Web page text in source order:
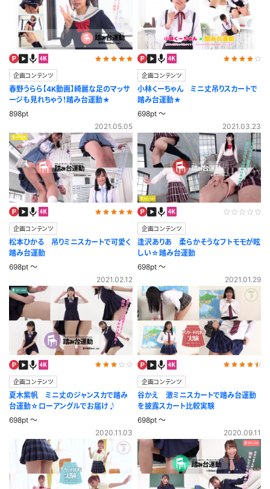
企画コンテンツ
春野うらら【4K動画】綺麗な足のマッサ
ージも見れちゃう！踏み台運動★
898pt
2021.05.05
企画コンテンツ
小林くーちゃん ミニ丈吊りスカートで
踏み台運動★
698pt ～
2021.03.23
企画コンテンツ
松本ひかる 吊りミニスカートで可愛く
踏み台運動
698pt ～
2021.02.12
企画コンテンツ
逢沢ありあ 柔らかそうなフトモモが眩
しい☆踏み台運動
698pt ～
2021.01.29
企画コンテンツ
夏木紫帆 ミニ丈のジャンスカで踏み
台運動☆ローアングルでお届け♪
698pt ～
2020.11.03
企画コンテンツ
谷かえ 激ミニスカートで踏み台運動
を披露スカート比較実験
698pt ～
2020.09.11